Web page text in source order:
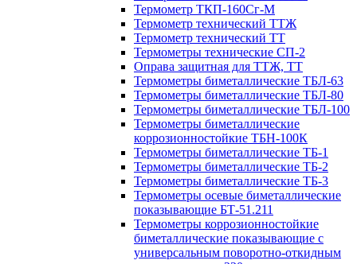
Термометр ТКП-160Сг-М
Термометр технический ТТЖ
Термометр технический ТТ
Термометры технические СП-2
Оправа защитная для ТТЖ, ТТ
Термометры биметаллические ТБЛ-63
Термометры биметаллические ТБЛ-80
Термометры биметаллические ТБЛ-100
Термометры биметаллические
коррозионностойкие ТБН-100К
Термометры биметаллические ТБ-1
Термометры биметаллические ТБ-2
Термометры биметаллические ТБ-3
Термометры осевые биметаллические
показывающие БТ-51.211
Термометры коррозионностойкие
биметаллические показывающие с
универсальным поворотно-откидным